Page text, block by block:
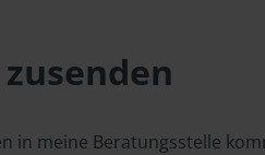
in meine Beratungsstelle